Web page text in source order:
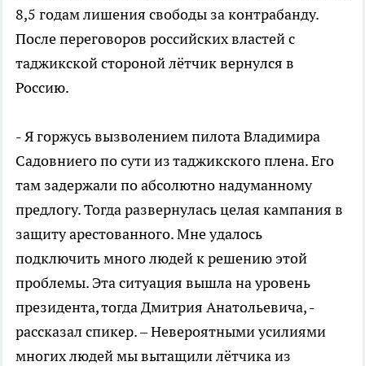
8,5 годам лишения свободы за контрабанду.
После переговоров российских властей с
таджикской стороной лётчик вернулся в
Россию.
- Я горжусь вызволением пилота Владимира
Садовниего по сути из таджикского плена. Его
там задержали по абсолютно надуманному
предлогу. Тогда развернулась целая кампания в
защиту арестованного. Мне удалось
подключить много людей к решению этой
проблемы. Эта ситуация вышла на уровень
президента, тогда Дмитрия Анатольевича, -
рассказал спикер. – Невероятными усилиями
многих людей мы вытащили лётчика из